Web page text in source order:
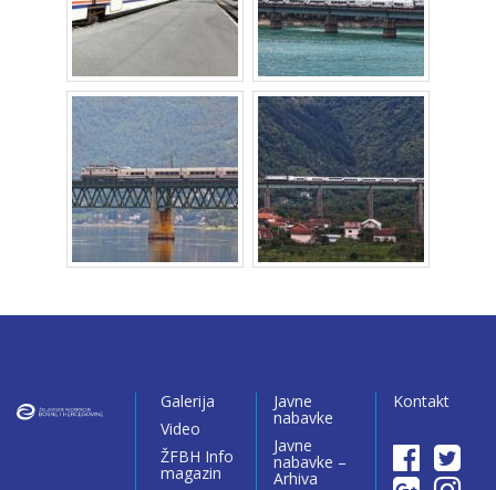
Galerija
Video
ŽFBH Info
magazin
Javne
nabavke
Javne
nabavke –
Arhiva
Kontakt